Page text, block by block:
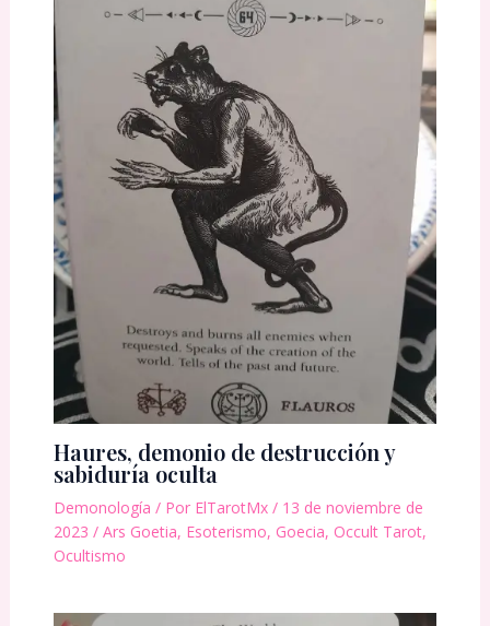
Haures, demonio de destrucción y
sabiduría oculta
Demonología / Por ElTarotMx / 13 de noviembre de
2023 / Ars Goetia, Esoterismo, Goecia, Occult Tarot,
Ocultismo